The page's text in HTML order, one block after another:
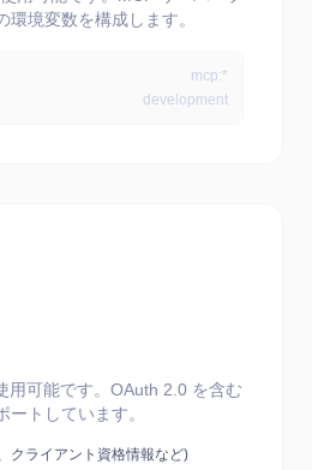
環境変数を構成します。
mcp:*
development
用可能です。OAuth 2.0 を含む
トしています。
クライアント資格情報など)